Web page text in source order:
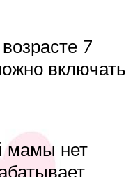
7
включать
мамы нет